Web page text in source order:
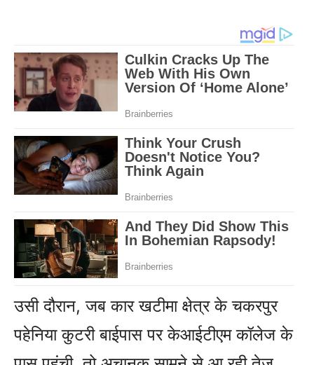
उसी दौरान, जब कार खटीमा क्षेत्र के चकरपुर
पहेनिया कुटरी बाईपास पर केआईटीएम कॉलेज के